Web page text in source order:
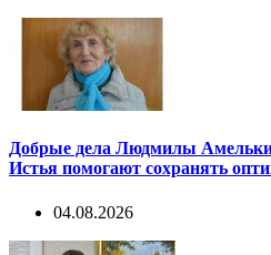
Добрые дела Людмилы
Истья помогают сохранять
04.08.2026